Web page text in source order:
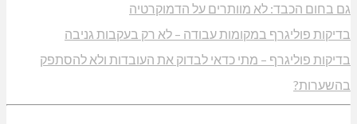
גם בחום הכבד: לא מוותרים על הדמוקרטיה
בדיקות פוליגרף במקומות עבודה – לא רק בעקבות גניבה
בדיקות פוליגרף – מתי כדאי לבדוק את העובדות ולא להסתפק
בהשערות?